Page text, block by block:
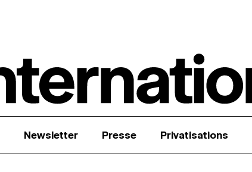
Newsletter Presse Privatisations